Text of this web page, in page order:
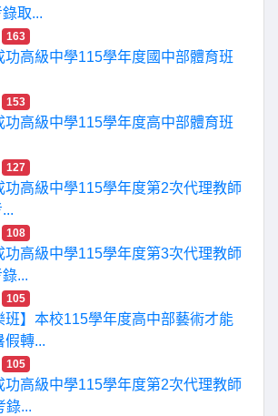
取...
163
功高級中學115學年度國中部體育班
153
功高級中學115學年度高中部體育班
127
功高級中學115學年度第2次代理教師
108
功高級中學115學年度第3次代理教師
...
105
班】本校115學年度高中部藝術才能
假轉...
105
功高級中學115學年度第2次代理教師
錄...